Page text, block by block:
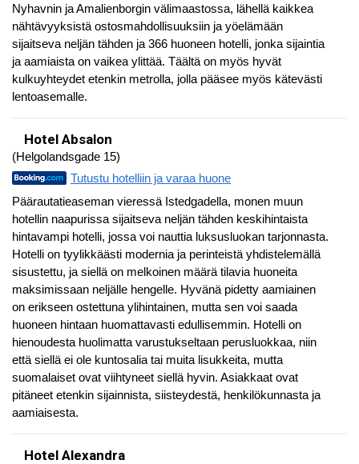
Nyhavnin ja Amalienborgin välimaastossa, lähellä kaikkea
nähtävyyksistä ostosmahdollisuuksiin ja yöelämään
sijaitseva neljän tähden ja 366 huoneen hotelli, jonka sijaintia
ja aamiaista on vaikea ylittää. Täältä on myös hyvät
kulkuyhteydet etenkin metrolla, jolla pääsee myös kätevästi
lentoasemalle.
Hotel Absalon
(Helgolandsgade 15)
Tutustu hotelliin ja varaa huone
Päärautatieaseman vieressä Istedgadella, monen muun
hotellin naapurissa sijaitseva neljän tähden keskihintaista
hintavampi hotelli, jossa voi nauttia luksusluokan tarjonnasta.
Hotelli on tyylikkäästi modernia ja perinteistä yhdistelemällä
sisustettu, ja siellä on melkoinen määrä tilavia huoneita
maksimissaan neljälle hengelle. Hyvänä pidetty aamiainen
on erikseen ostettuna ylihintainen, mutta sen voi saada
huoneen hintaan huomattavasti edullisemmin. Hotelli on
hienoudesta huolimatta varustukseltaan perusluokkaa, niin
että siellä ei ole kuntosalia tai muita lisukkeita, mutta
suomalaiset ovat viihtyneet siellä hyvin. Asiakkaat ovat
pitäneet etenkin sijainnista, siisteydestä, henkilökunnasta ja
aamiaisesta.
Hotel Alexandra